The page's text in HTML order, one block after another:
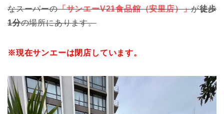
なスーパーの「サンエーV21食品館（安里店）」が徒歩
1分の場所にあります。
※現在サンエーは閉店しています。